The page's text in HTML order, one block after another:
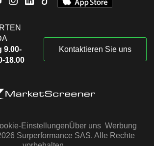
9.00-
18.00
Kontaktieren Sie uns
EinstellungenÜber uns Werbung
Surperformance SAS. Alle Rechte